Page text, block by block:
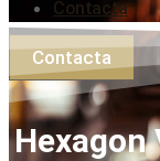
Contacta
Contacta
Hexagon